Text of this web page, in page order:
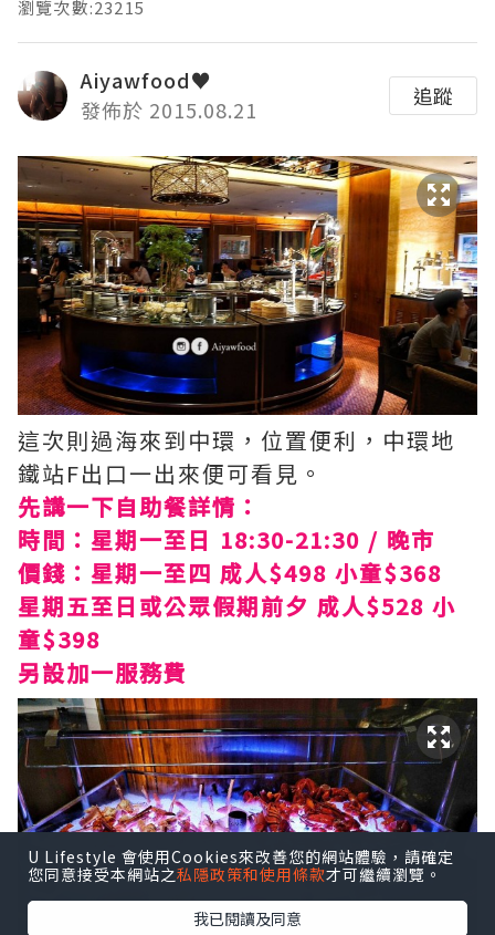
瀏覽次數:23215
Aiyawfood♥
發佈於 2015.08.21
追蹤
這次則過海來到中環，位置便利，中環地
鐵站F出口一出來便可看見。
先講一下自助餐詳情：
時間：星期一至日 18:30-21:30 / 晚市
價錢：星期一至四 成人$498 小童$368
星期五至日或公眾假期前夕 成人$528 小
童$398
另設加一服務費
U Lifestyle 會使用Cookies來改善您的網站體驗，請確定
您同意接受本網站之私隱政策和使用條款才可繼續瀏覽。
我已閱讀及同意